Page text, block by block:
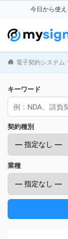
今日から使
電子契約システ
キーワード
契約種別
業種